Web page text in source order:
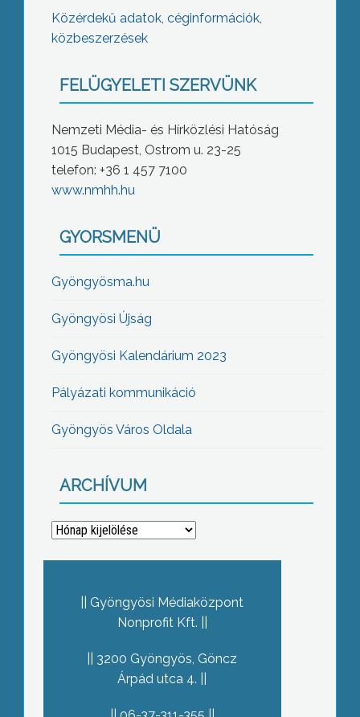
Közérdekű adatok, céginformációk,
közbeszerzések
FELÜGYELETI SZERVÜNK
Nemzeti Média- és Hírközlési Hatóság
1015 Budapest, Ostrom u. 23-25
telefon: +36 1 457 7100
www.nmhh.hu
GYORSMENÜ
Gyöngyösma.hu
Gyöngyösi Újság
Gyöngyösi Kalendárium 2023
Pályázati kommunikáció
Gyöngyös Város Oldala
ARCHÍVUM
Archívum
Gyöngyösi Médiaközpont
Nonprofit Kft.
3200 Gyöngyös, Göncz
Árpád utca 4.